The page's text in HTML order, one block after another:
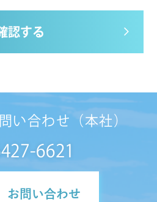
認する
い合わせ（本社）
6621
お問い合わせ